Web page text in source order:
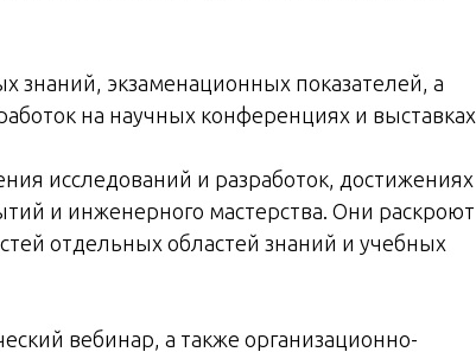
знаний, экзаменационных показателей, а
на научных конференциях и выставках.
исследований и разработок, достижениях
и инженерного мастерства. Они раскроют
отдельных областей знаний и учебных
вебинар, а также организационно-